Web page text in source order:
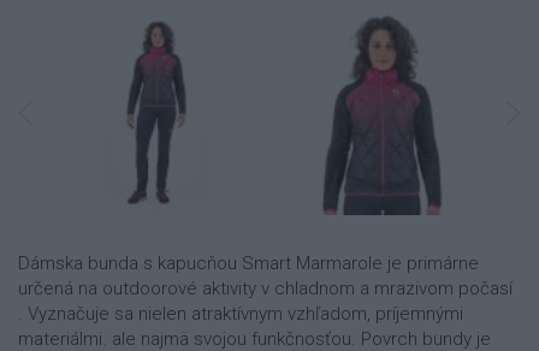
Dámska bunda s kapucňou Smart Marmarole je primárne
určená na outdoorové aktivity v chladnom a mrazivom počasí
. Vyznačuje sa nielen atraktívnym vzhľadom, príjemnými
materiálmi. ale najmä svojou funkčnosťou. Povrch bundy je